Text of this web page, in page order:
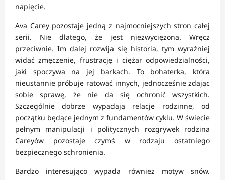
napięcie.
Ava Carey pozostaje jedną z najmocniejszych stron całej
serii. Nie dlatego, że jest niezwyciężona. Wręcz
przeciwnie. Im dalej rozwija się historia, tym wyraźniej
widać zmęczenie, frustrację i ciężar odpowiedzialności,
jaki spoczywa na jej barkach. To bohaterka, która
nieustannie próbuje ratować innych, jednocześnie zdając
sobie sprawę, że nie da się ochronić wszystkich.
Szczególnie dobrze wypadają relacje rodzinne, od
początku będące jednym z fundamentów cyklu. W świecie
pełnym manipulacji i politycznych rozgrywek rodzina
Careyów pozostaje czymś w rodzaju ostatniego
bezpiecznego schronienia.
Bardzo interesująco wypada również motyw snów.